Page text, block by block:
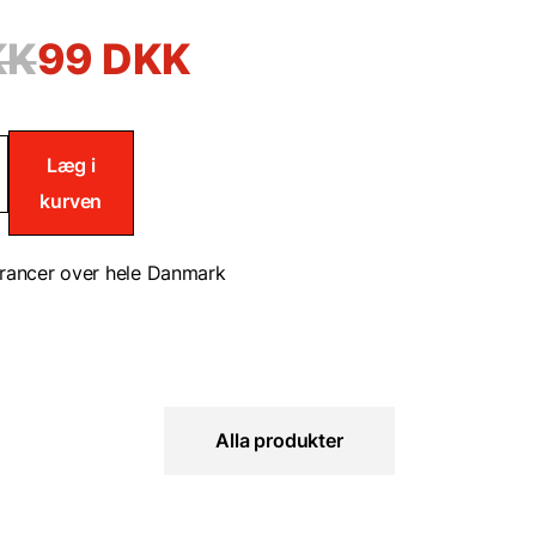
99 DKK
Læg i
kurven
over hele Danmark
Alla produkter